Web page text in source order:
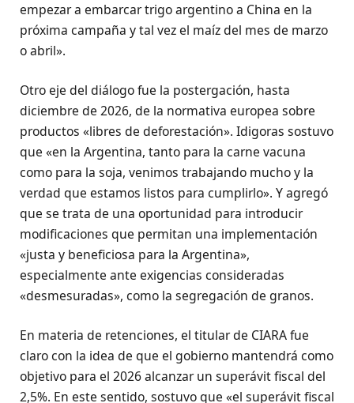
empezar a embarcar trigo argentino a China en la
próxima campaña y tal vez el maíz del mes de marzo
o abril».
Otro eje del diálogo fue la postergación, hasta
diciembre de 2026, de la normativa europea sobre
productos «libres de deforestación». Idigoras sostuvo
que «en la Argentina, tanto para la carne vacuna
como para la soja, venimos trabajando mucho y la
verdad que estamos listos para cumplirlo». Y agregó
que se trata de una oportunidad para introducir
modificaciones que permitan una implementación
«justa y beneficiosa para la Argentina»,
especialmente ante exigencias consideradas
«desmesuradas», como la segregación de granos.
En materia de retenciones, el titular de CIARA fue
claro con la idea de que el gobierno mantendrá como
objetivo para el 2026 alcanzar un superávit fiscal del
2,5%. En este sentido, sostuvo que «el superávit fiscal